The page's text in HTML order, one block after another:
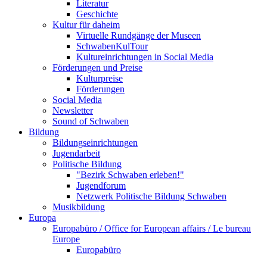
Literatur
Geschichte
Kultur für daheim
Virtuelle Rundgänge der Museen
SchwabenKulTour
Kultureinrichtungen in Social Media
Förderungen und Preise
Kulturpreise
Förderungen
Social Media
Newsletter
Sound of Schwaben
Bildung
Bildungseinrichtungen
Jugendarbeit
Politische Bildung
"Bezirk Schwaben erleben!"
Jugendforum
Netzwerk Politische Bildung Schwaben
Musikbildung
Europa
Europabüro / Office for European affairs / Le bureau
Europe
Europabüro